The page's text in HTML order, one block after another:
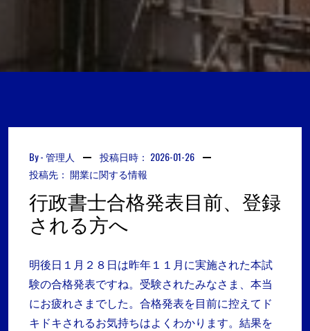
By -管理人 投稿日時： 2026-01-26
投稿先： 開業に関する情報
行政書士合格発表目前、登録
される方へ
明後日１月２８日は昨年１１月に実施された本試
験の合格発表ですね。受験されたみなさま、本当
にお疲れさまでした。合格発表を目前に控えてド
キドキされるお気持ちはよくわかります。結果を